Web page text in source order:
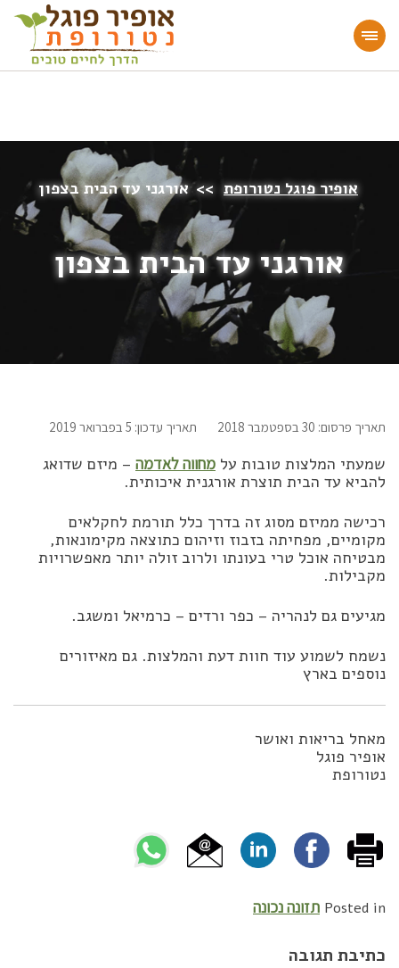
מעוניינים להעמיק או להתחיל דרך חיים בריאה?
הצטרפו לאתר!
אופיר פוגל נטורופת >>אורגני עד הבית בצפון
אורגני עד הבית בצפון
תאריך פרסום: 30 בספטמבר 2018 תאריך עדכון: 5 בפברואר 2019
שמעתי המלצות טובות על מחווה לאדמה – מיזם שדואג
להביא עד הבית תוצרת אורגנית איכותית.
רכישה ממיזם מסוג זה בדרך כלל תורמת לחקלאים
מקומיים, מפחיתה בזבוז וזיהום כתוצאה מקימונאות,
מבטיחה אוכל טרי בעונתו ולרוב זולה יותר מאפשרויות
מקבילות.
מגיעים גם לנהריה – כפר ורדים – כרמיאל ומשגב.
נשמח לשמוע עוד חוות דעת והמלצות. גם מאיזורים
נוספים בארץ
מאחל בריאות ואושר
אופיר פוגל
נטורופת
Posted in תזונה נכונה
כתיבת תגובה